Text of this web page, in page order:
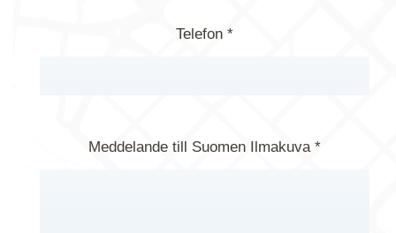
Telefon *
Meddelande till Suomen Ilmakuva *